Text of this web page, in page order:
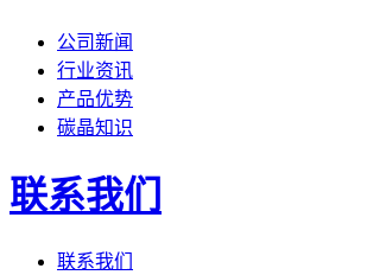
公司新闻
行业资讯
产品优势
碳晶知识
联系我们
联系我们